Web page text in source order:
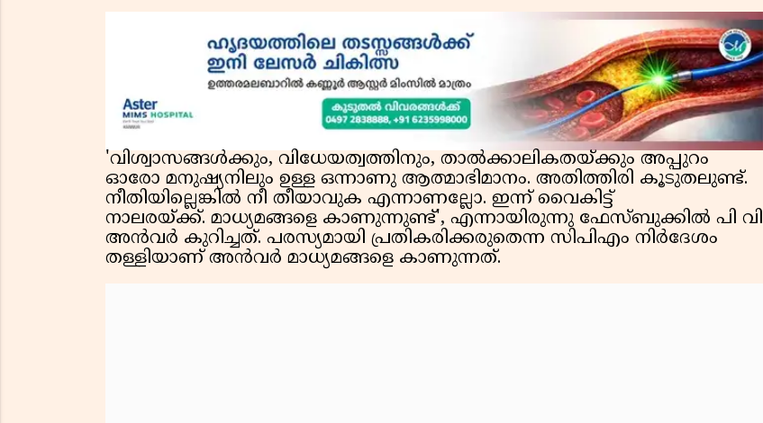
'വിശ്വാസങ്ങൾക്കും, വിധേയത്വത്തിനും, താൽക്കാലികതയ്ക്കും അപ്പുറം
ഓരോ മനുഷ്യനിലും ഉള്ള ഒന്നാണു ആത്മാഭിമാനം. അതിത്തിരി കൂടുതലുണ്ട്‌.
നീതിയില്ലെങ്കിൽ നീ തീയാവുക എന്നാണല്ലോ. ഇന്ന് വൈകിട്ട്‌
നാലരയ്ക്ക്‌. മാധ്യമങ്ങളെ കാണുന്നുണ്ട്‌', എന്നായിരുന്നു ഫേസ്‌ബുക്കിൽ പി വി
അൻവർ കുറിച്ചത്. പരസ്യമായി പ്രതികരിക്കരുതെന്ന സിപിഎം നിർദേശം
തള്ളിയാണ് അൻവർ മാധ്യമങ്ങളെ കാണുന്നത്.